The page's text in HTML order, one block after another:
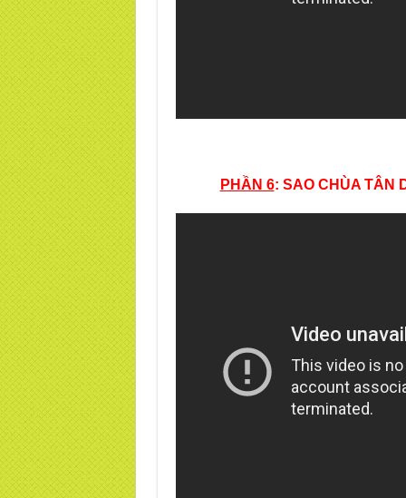
PHẦN 6: SAO CHÙA TÂN